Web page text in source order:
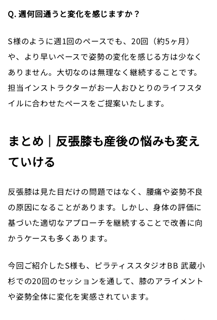
Q. 週何回通うと変化を感じますか？
S様のように週1回のペースでも、20回（約5ヶ月）
や、より早いペースで姿勢の変化を感じる方は少なく
ありません。大切なのは無理なく継続することです。
担当インストラクターがお一人おひとりのライフスタ
イルに合わせたペースをご提案いたします。
まとめ｜反張膝も産後の悩みも変え
ていける
反張膝は見た目だけの問題ではなく、腰痛や姿勢不良
の原因になることがあります。しかし、身体の評価に
基づいた適切なアプローチを継続することで改善に向
かうケースも多くあります。
今回ご紹介したS様も、ピラティススタジオBB 武蔵小
杉での20回のセッションを通して、膝のアライメント
や姿勢全体に変化を実感されています。